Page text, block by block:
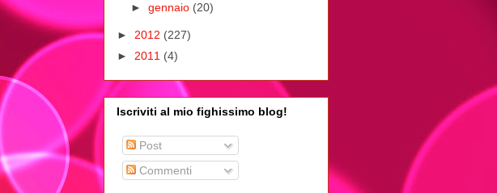
► gennaio (20)
► 2012 (227)
► 2011 (4)
Iscriviti al mio fighissimo blog!
Post
Commenti